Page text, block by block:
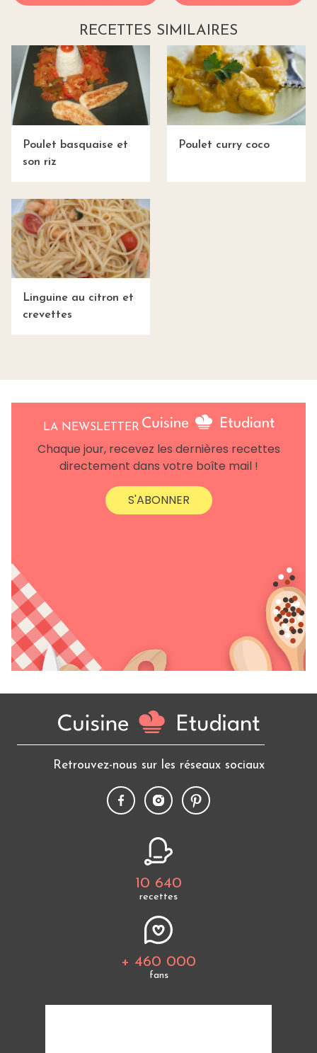
RECETTES SIMILAIRES
Poulet basquaise et
son riz
Poulet curry coco
Linguine au citron et
crevettes
LA NEWSLETTER
Chaque jour, recevez les dernières recettes
directement dans votre boîte mail !
S'ABONNER
Retrouvez-nous sur les réseaux sociaux
10 640
recettes
+ 460 000
fans